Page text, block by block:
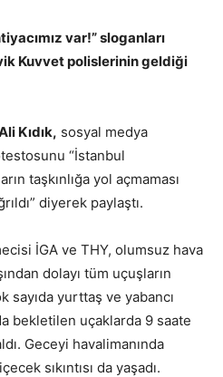
var!” sloganları
Kuvvet polislerinin geldiği
Kıdık, sosyal medya
“İstanbul
taşkınlığa yol açmaması
diyerek paylaştı.
İGA ve THY, olumsuz hava
dolayı tüm uçuşların
sayıda yurttaş ve yabancı
bekletilen uçaklarda 9 saate
Geceyi havalimanında
sıkıntısı da yaşadı.